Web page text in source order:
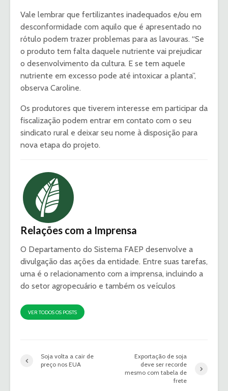
Vale lembrar que fertilizantes inadequados e/ou em
desconformidade com aquilo que é apresentado no
rótulo podem trazer problemas para as lavouras. “Se
o produto tem falta daquele nutriente vai prejudicar
o desenvolvimento da cultura. E se tem aquele
nutriente em excesso pode até intoxicar a planta”,
observa Caroline.
Os produtores que tiverem interesse em participar da
fiscalização podem entrar em contato com o seu
sindicato rural e deixar seu nome à disposição para
nova etapa do projeto.
Relações com a Imprensa
O Departamento do Sistema FAEP desenvolve a
divulgação das ações da entidade. Entre suas tarefas,
uma é o relacionamento com a imprensa, incluindo a
do setor agropecuário e também os veículos
VER TODOS OS POSTS
Soja volta a cair de
preço nos EUA
Exportação de soja
deve ser recorde
mesmo com tabela de
frete